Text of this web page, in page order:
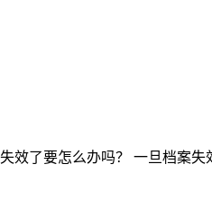
效了要怎么办吗？ 一旦档案